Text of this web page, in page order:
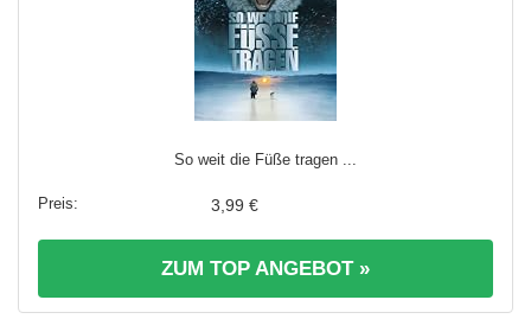
So weit die Füße tragen ...
3,99 €
ZUM TOP ANGEBOT »